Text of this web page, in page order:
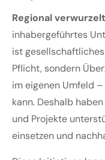
Regional
inhabergeführtes
ist
Pflicht, sondern
im eigenen Umfeld
kann. Deshalb
und Projekte
einsetzen und